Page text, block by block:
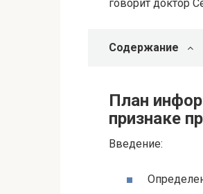
говорит доктор
Содержание
План
признаке
Введение: